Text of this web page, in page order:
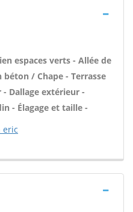
espaces verts - Allée de
/ Chape - Terrasse
Dallage extérieur -
- Élagage et taille -
eric